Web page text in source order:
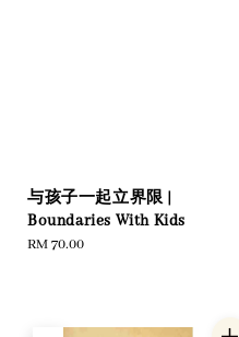
与孩子一起立界限 |
Boundaries With Kids
Regular
RM 70.00